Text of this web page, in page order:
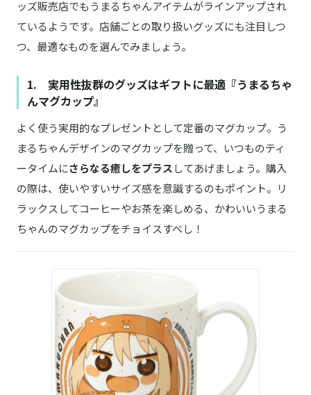
ッズ販売店でもうまるちゃんアイテムがラインアップされ
ているようです。店舗ごとの取り扱いグッズにも注目しつ
つ、最適なものを選んでみましょう。
1. 実用性抜群のグッズはギフトに最適『うまるちゃ
んマグカップ』
よく使う実用的なプレゼントとして定番のマグカップ。う
まるちゃんデザインのマグカップを贈って、いつものティ
ータイムにさらなる癒しをプラスしてあげましょう。購入
の際は、使いやすいサイズ感を意識するのもポイント。リ
ラックスしてコーヒーやお茶を楽しめる、かわいいうまる
ちゃんのマグカップをチョイスすべし！